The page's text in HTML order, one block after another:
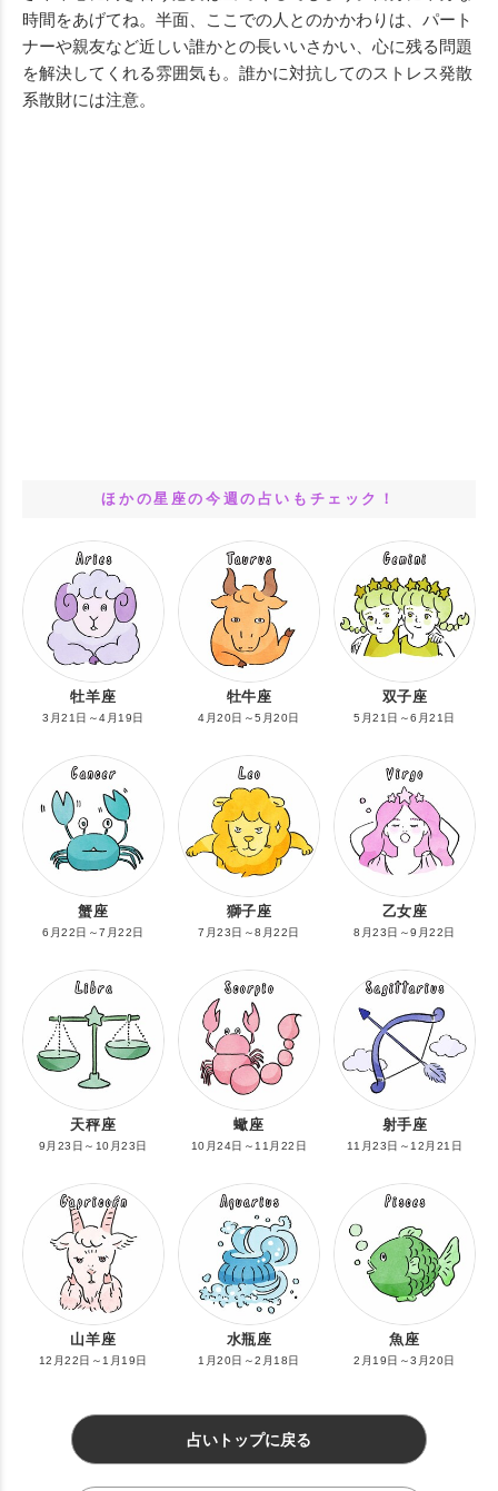
時間をあげてね。半面、ここでの人とのかかわりは、パート
ナーや親友など近しい誰かとの長いいさかい、心に残る問題
を解決してくれる雰囲気も。誰かに対抗してのストレス発散
系散財には注意。
ほかの星座の今週の占いもチェック！
牡羊座
3月21日～4月19日
牡牛座
4月20日～5月20日
双子座
5月21日～6月21日
蟹座
6月22日～7月22日
獅子座
7月23日～8月22日
乙女座
8月23日～9月22日
天秤座
9月23日～10月23日
蠍座
10月24日～11月22日
射手座
11月23日～12月21日
山羊座
12月22日～1月19日
水瓶座
1月20日～2月18日
魚座
2月19日～3月20日
占いトップに戻る